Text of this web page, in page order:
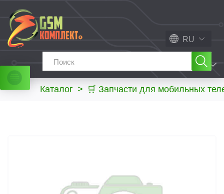
RU
МЕНЮ
Каталог > 🛒 Запчасти для мобильных